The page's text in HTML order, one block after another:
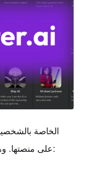
تسمح بمحتوى NSFW على منصتها. وهذا يشمل: